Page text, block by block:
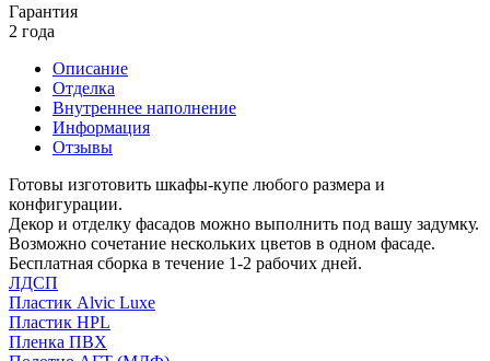
Гарантия
2 года
Описание
Отделка
Внутреннее наполнение
Информация
Отзывы
Готовы изготовить шкафы-купе любого размера и
конфигурации.
Декор и отделку фасадов можно выполнить под вашу задумку.
Возможно сочетание нескольких цветов в одном фасаде.
Бесплатная сборка в течение 1-2 рабочих дней.
ЛДСП
Пластик Alvic Luxe
Пластик HPL
Пленка ПВХ